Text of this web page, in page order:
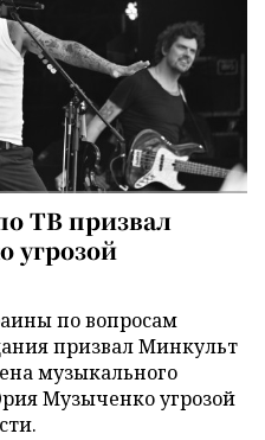
ТВ призвал
угрозой
по вопросам
призвал Минкульт
музыкального
Музыченко угрозой